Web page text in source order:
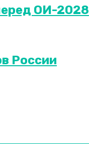
ОИ-2028
России